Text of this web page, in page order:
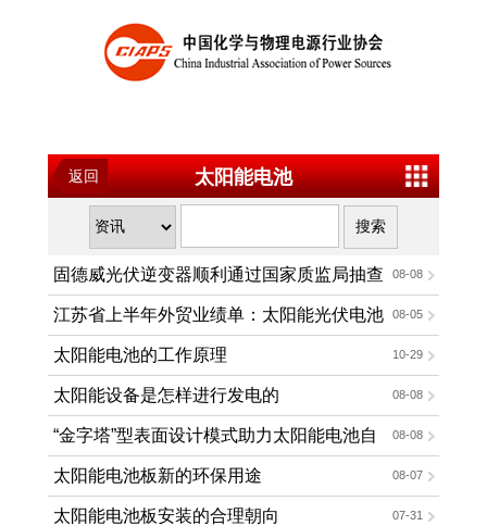
返回 太阳能电池
08-08
固德威光伏逆变器顺利通过国家质监局抽查
08-05
江苏省上半年外贸业绩单：太阳能光伏电池
出口192.9亿元 10-29
太阳能电池的工作原理
08-08
太阳能设备是怎样进行发电的
08-08
“金字塔”型表面设计模式助力太阳能电池自
动降温 08-07
太阳能电池板新的环保用途
07-31
太阳能电池板安装的合理朝向